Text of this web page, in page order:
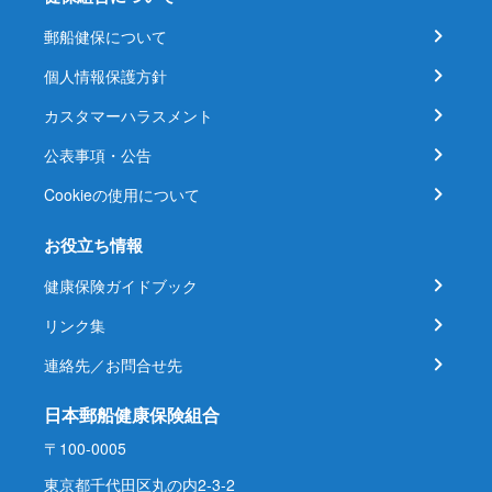
郵船健保について
個人情報保護方針
カスタマーハラスメント
公表事項・公告
Cookieの使用について
お役立ち情報
健康保険ガイドブック
リンク集
連絡先／お問合せ先
日本郵船健康保険組合
〒100-0005
東京都千代田区丸の内2-3-2